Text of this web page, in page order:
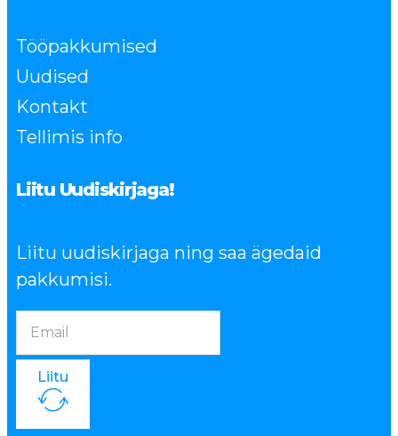
Tööpakkumised
Uudised
Kontakt
Tellimis info
Liitu Uudiskirjaga!
Liitu uudiskirjaga ning saa ägedaid
pakkumisi.
Liitu